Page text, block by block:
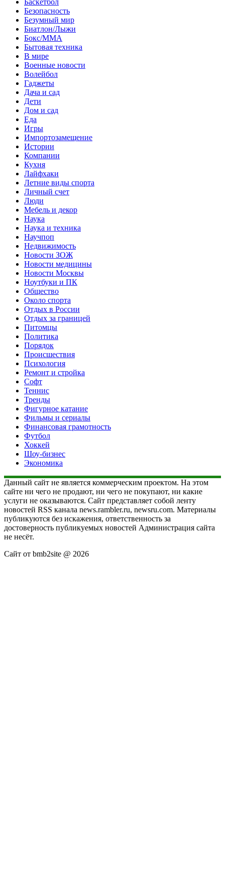
Безопасность
Безумный мир
Биатлон/Лыжи
Бокс/MMA
Бытовая техника
В мире
Военные новости
Волейбол
Гаджеты
Дача и сад
Дети
Дом и сад
Еда
Игры
Импортозамещение
Истории
Компании
Кухня
Лайфхаки
Летние виды спорта
Личный счет
Люди
Мебель и декор
Наука
Наука и техника
Научпоп
Недвижимость
Новости ЗОЖ
Новости медицины
Новости Москвы
Ноутбуки и ПК
Общество
Около спорта
Отдых в России
Отдых за границей
Питомцы
Политика
Порядок
Происшествия
Психология
Ремонт и стройка
Софт
Теннис
Тренды
Фигурное катание
Фильмы и сериалы
Финансовая грамотность
Футбол
Хоккей
Шоу-бизнес
Экономика
Данный сайт не является коммерческим проектом. На этом
сайте ни чего не продают, ни чего не покупают, ни какие
услуги не оказываются. Сайт представляет собой ленту
новостей RSS канала news.rambler.ru, newsru.com. Материалы
публикуются без искажения, ответственность за
достоверность публикуемых новостей Администрация сайта
не несёт.
Сайт от bmb2site @ 2026